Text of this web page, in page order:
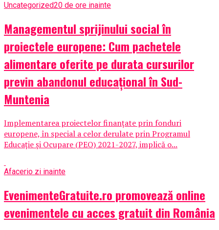
Uncategorized20 de ore inainte
Managementul sprijinului social în
proiectele europene: Cum pachetele
alimentare oferite pe durata cursurilor
previn abandonul educațional în Sud-
Muntenia
Implementarea proiectelor finanțate prin fonduri
europene, în special a celor derulate prin Programul
Educație și Ocupare (PEO) 2021-2027, implică o...
Afacerio zi inainte
EvenimenteGratuite.ro promovează online
evenimentele cu acces gratuit din România